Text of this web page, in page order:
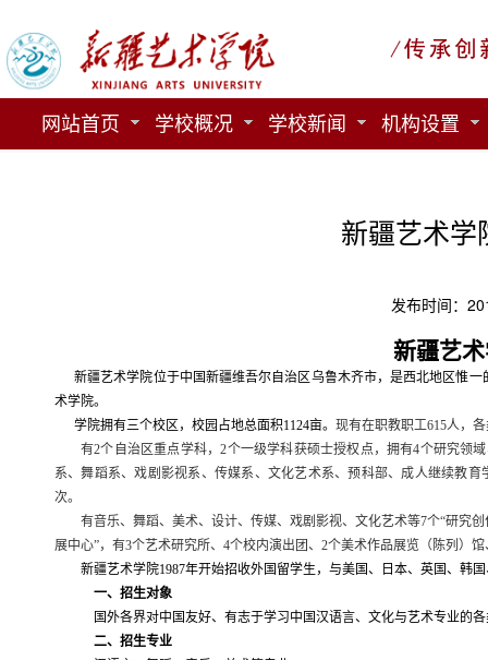
网站首页 学校概况 学校新闻 机构设置
新疆艺术学
发布时间：
新疆艺
新疆艺术学院位于中国新疆维吾尔自治区乌鲁木齐市，是西北地区惟
术学院。
学院拥有三个校区 ， 校园占地总面积1124亩。 现有在职教职工615人，
有2个自治区重点学科，2个一级学科获硕士授权点，拥有4个研究领
系、舞蹈系、戏剧影视系、传媒系、文化艺术系、预科部、成人继续教育
次。
有音乐、舞蹈、美术、设计、传媒、戏剧影视、文化艺术等7个“研究
展中心”，有3个艺术研究所、 4个校内演出团、 2个美术作品展览（陈列）馆
新疆艺术学院1987年开始招收外国留学生，与美国、日本、英国、韩
一、招生对象
国外各界对中国友好、有志于学习中国汉语言、文化与艺术专业的
二、招生专业